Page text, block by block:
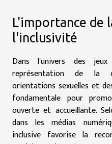
L'importance de
l'inclusivité
Dans l'univers des
représentation de la
orientations sexuelles et
fondamentale pour
ouverte et accueillante.
dans les médias
inclusive favorise la